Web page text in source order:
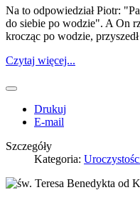
Na to odpowiedział Piotr:
do siebie po wodzie". A On
krocząc po wodzie, przyszedł
Czytaj więcej...
Drukuj
E-mail
Szczegóły
Kategoria: